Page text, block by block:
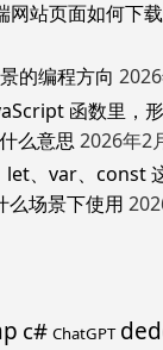
网站页面如何下
的编程方向
函数里，
么意思 2026年2
let、var、const
么场景下使用
c# ChatGPT